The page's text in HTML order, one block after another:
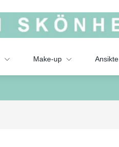
Make-up Ansikte